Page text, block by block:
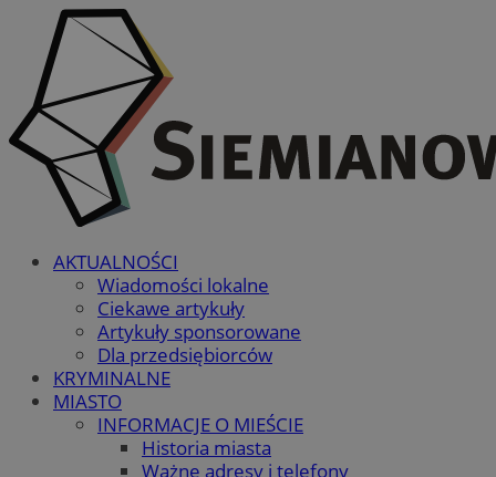
AKTUALNOŚCI
Wiadomości lokalne
Ciekawe artykuły
Artykuły sponsorowane
Dla przedsiębiorców
KRYMINALNE
MIASTO
INFORMACJE O MIEŚCIE
Historia miasta
Ważne adresy i telefony